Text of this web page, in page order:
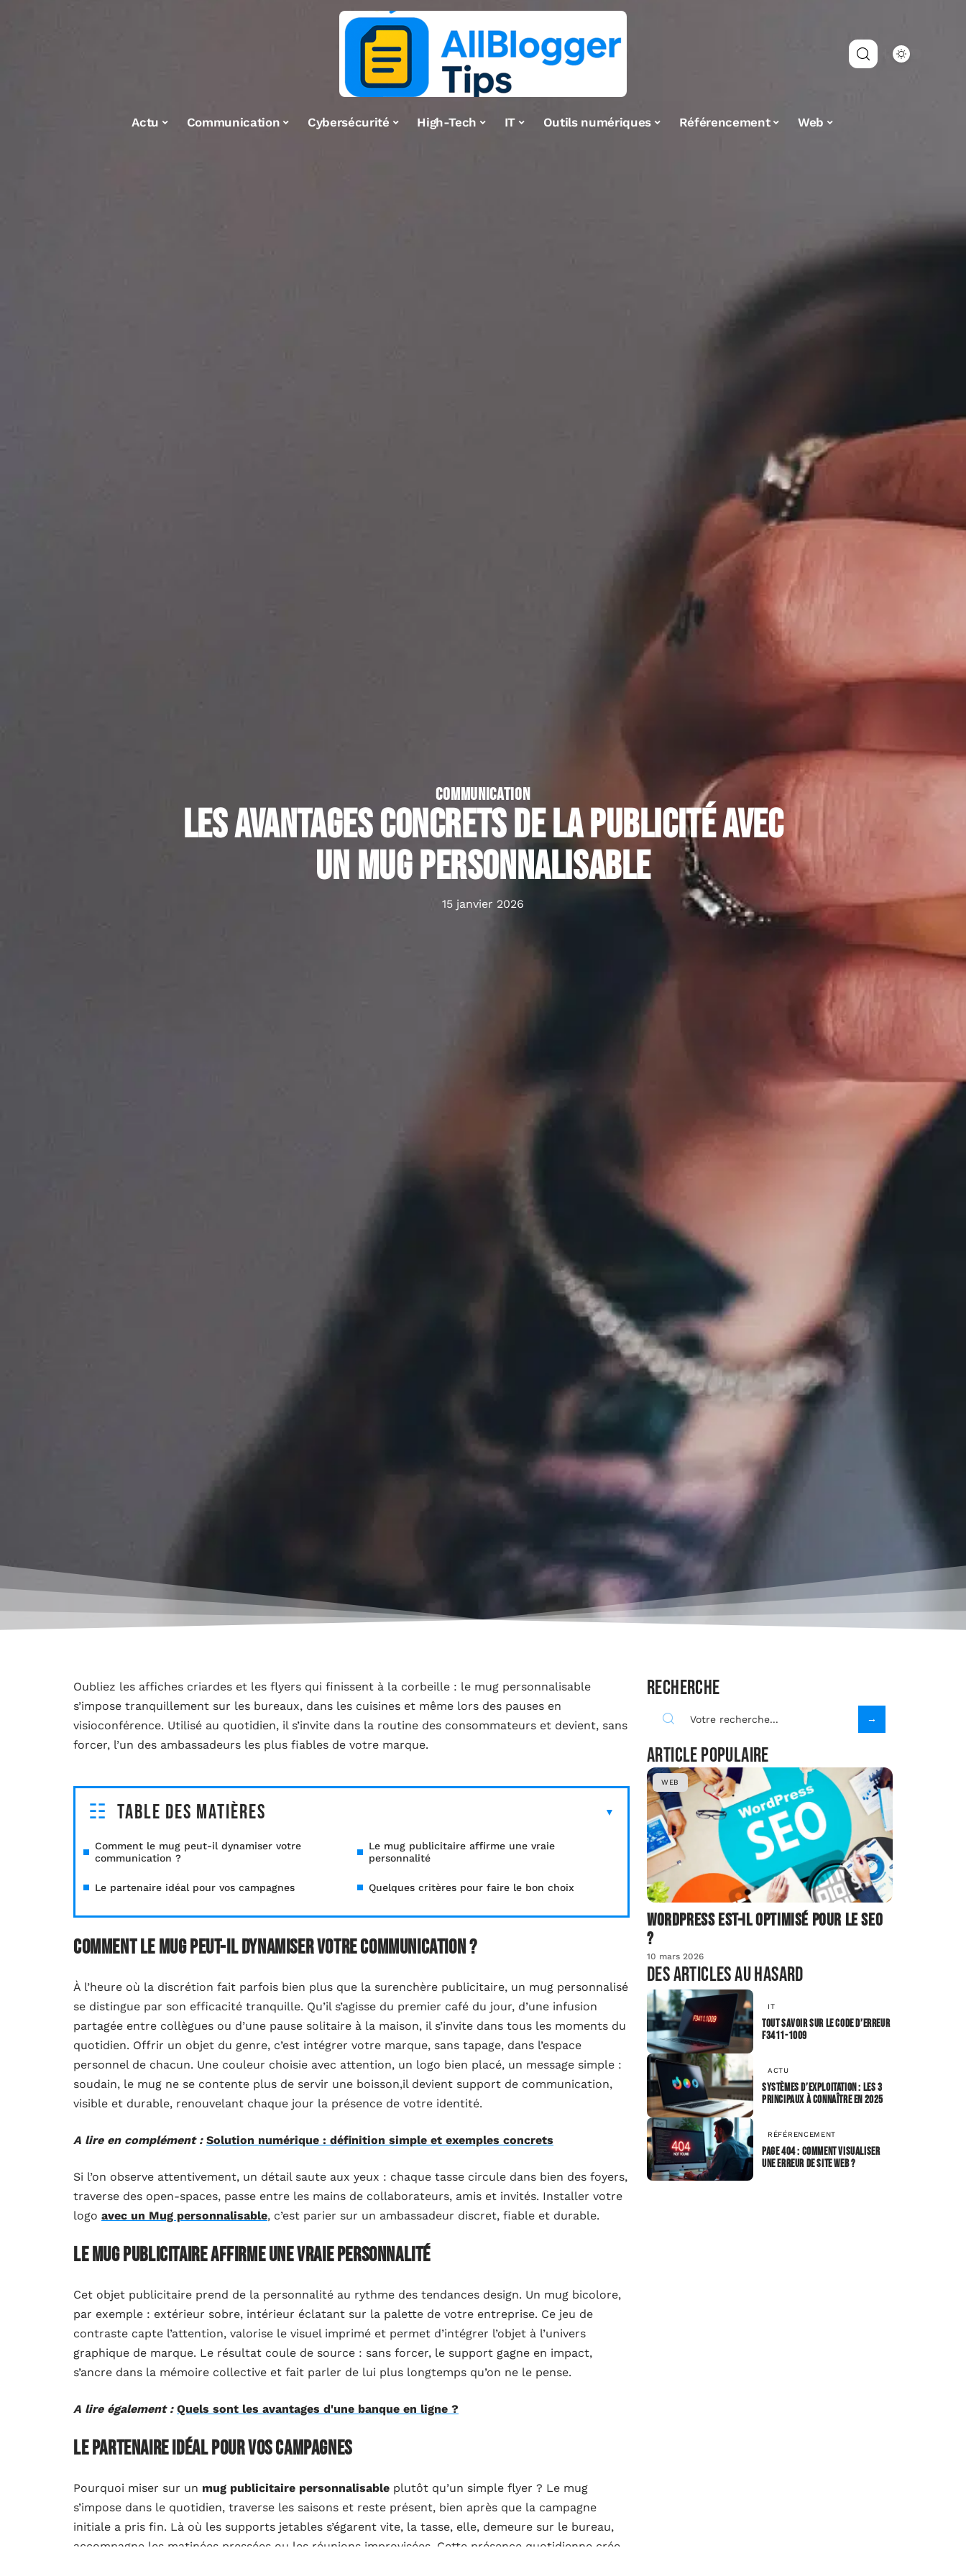
Actu Communication Cybersécurité High-Tech IT Outils numériques Référencement Web
COMMUNICATION
Les avantages concrets de la publicité avec
un mug personnalisable
15 janvier 2026
Oubliez les affiches criardes et les flyers qui finissent à la corbeille : le mug personnalisable
s’impose tranquillement sur les bureaux, dans les cuisines et même lors des pauses en
visioconférence. Utilisé au quotidien, il s’invite dans la routine des consommateurs et devient, sans
forcer, l’un des ambassadeurs les plus fiables de votre marque.
Table des matières
Comment le mug peut-il dynamiser votre
communication ?
Le mug publicitaire affirme une vraie
personnalité
Le partenaire idéal pour vos campagnes Quelques critères pour faire le bon choix
Comment le mug peut-il dynamiser votre communication ?
À l’heure où la discrétion fait parfois bien plus que la surenchère publicitaire, un mug personnalisé
se distingue par son efficacité tranquille. Qu’il s’agisse du premier café du jour, d’une infusion
partagée entre collègues ou d’une pause solitaire à la maison, il s’invite dans tous les moments du
quotidien. Offrir un objet du genre, c’est intégrer votre marque, sans tapage, dans l’espace
personnel de chacun. Une couleur choisie avec attention, un logo bien placé, un message simple :
soudain, le mug ne se contente plus de servir une boisson,il devient support de communication,
visible et durable, renouvelant chaque jour la présence de votre identité.
A lire en complément : Solution numérique : définition simple et exemples concrets
Si l’on observe attentivement, un détail saute aux yeux : chaque tasse circule dans bien des foyers,
traverse des open-spaces, passe entre les mains de collaborateurs, amis et invités. Installer votre
logo avec un Mug personnalisable, c’est parier sur un ambassadeur discret, fiable et durable.
Le mug publicitaire affirme une vraie personnalité
Cet objet publicitaire prend de la personnalité au rythme des tendances design. Un mug bicolore,
par exemple : extérieur sobre, intérieur éclatant sur la palette de votre entreprise. Ce jeu de
contraste capte l’attention, valorise le visuel imprimé et permet d’intégrer l’objet à l’univers
graphique de marque. Le résultat coule de source : sans forcer, le support gagne en impact,
s’ancre dans la mémoire collective et fait parler de lui plus longtemps qu’on ne le pense.
A lire également : Quels sont les avantages d'une banque en ligne ?
Le partenaire idéal pour vos campagnes
Pourquoi miser sur un mug publicitaire personnalisable plutôt qu’un simple flyer ? Le mug
s’impose dans le quotidien, traverse les saisons et reste présent, bien après que la campagne
initiale a pris fin. Là où les supports jetables s’égarent vite, la tasse, elle, demeure sur le bureau,
accompagne les matinées pressées ou les réunions improvisées. Cette présence quotidienne crée
Recherche
Article populaire
WEB
Wordpress est-il optimisé pour le SEO
?
10 mars 2026
Des articles au hasard
IT
Tout savoir sur le code d’erreur
F3411-1009
ACTU
Systèmes d’exploitation : Les 3
principaux à connaître en 2025
RÉFÉRENCEMENT
Page 404 : comment visualiser
une erreur de site web ?